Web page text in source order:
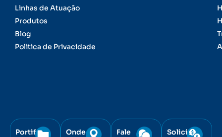
Linhas de Atuação
Produtos
Blog
Politica de Privacidade
Portifólio
Onde
Fale
Solicite